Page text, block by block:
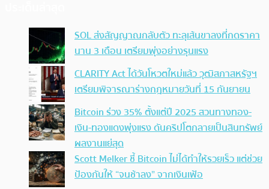
SOL ส่งสัญญาณกลับตัว ทะลุเส้นขาลงที่กดราคา
นาน 3 เดือน เตรียมพุ่งอย่างรุนแรง
CLARITY Act ได้วันโหวตใหม่แล้ว วุฒิสภาสหรัฐฯ
เตรียมพิจารณาร่างกฎหมายวันที่ 15 กันยายน
Bitcoin ร่วง 35% ตั้งแต่ปี 2025 สวนทางทอง-
เงิน-ทองแดงพุ่งแรง ดันคริปโตกลายเป็นสินทรัพย์
ผลงานแย่สุด
Scott Melker ชี้ Bitcoin ไม่ได้ทำให้รวยเร็ว แต่ช่วย
ป้องกันให้ “จนช้าลง” จากเงินเฟ้อ